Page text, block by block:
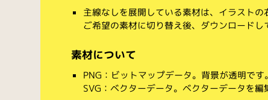
主線なしを展開している素材は、イラストの
ご希望の素材に切り替え後、ダウンロードし
素材について
PNG：ビットマップデータ。背景が透明です。
SVG：ベクターデータ。ベクターデータを